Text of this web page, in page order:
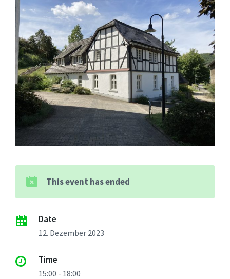
This event has ended
Date
12. Dezember 2023
Time
15:00 - 18:00